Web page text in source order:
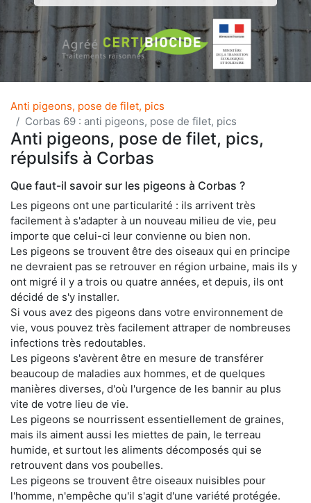
Anti pigeons, pose de filet, pics
Corbas 69 : anti pigeons, pose de filet, pics
Anti pigeons, pose de filet, pics,
répulsifs à Corbas
Que faut-il savoir sur les pigeons à Corbas ?
Les pigeons ont une particularité : ils arrivent très
facilement à s'adapter à un nouveau milieu de vie, peu
importe que celui-ci leur convienne ou bien non.
Les pigeons se trouvent être des oiseaux qui en principe
ne devraient pas se retrouver en région urbaine, mais ils y
ont migré il y a trois ou quatre années, et depuis, ils ont
décidé de s'y installer.
Si vous avez des pigeons dans votre environnement de
vie, vous pouvez très facilement attraper de nombreuses
infections très redoutables.
Les pigeons s'avèrent être en mesure de transférer
beaucoup de maladies aux hommes, et de quelques
manières diverses, d'où l'urgence de les bannir au plus
vite de votre lieu de vie.
Les pigeons se nourrissent essentiellement de graines,
mais ils aiment aussi les miettes de pain, le terreau
humide, et surtout les aliments décomposés qui se
retrouvent dans vos poubelles.
Les pigeons se trouvent être oiseaux nuisibles pour
l'homme, n'empêche qu'il s'agit d'une variété protégée.